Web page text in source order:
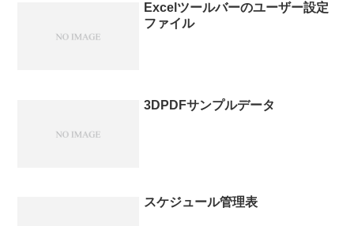
Excelツールバーのユーザー設定
ファイル
3DPDFサンプルデータ
スケジュール管理表